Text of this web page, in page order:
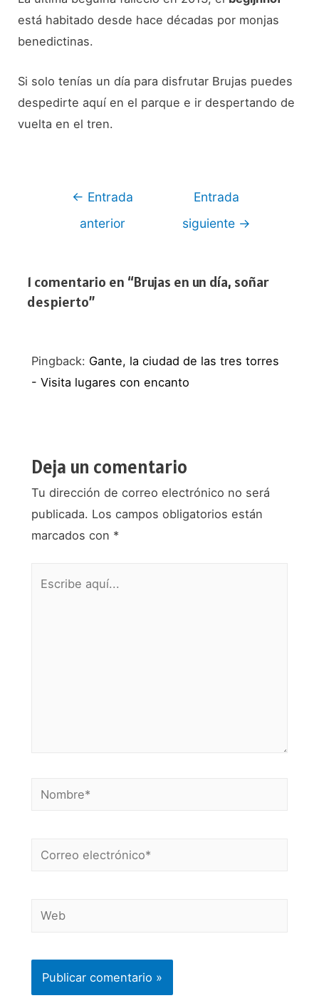
está habitado desde hace décadas por monjas
benedictinas.
Si solo tenías un día para disfrutar Brujas puedes
despedirte aquí en el parque e ir despertando de
vuelta en el tren.
Navegación
← Entrada
anterior
Entrada
siguiente →
1 comentario en “Brujas en un día, soñar
despierto”
Pingback: Gante, la ciudad de las tres torres
- Visita lugares con encanto
Deja un comentario
Tu dirección de correo electrónico no será
publicada. Los campos obligatorios están
marcados con *
Nombre*
Correo
Web